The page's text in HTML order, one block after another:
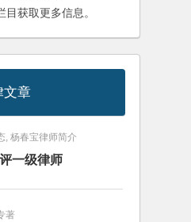
目获取更多信息。
文章
, 杨春宝律师简介
一级律师
著